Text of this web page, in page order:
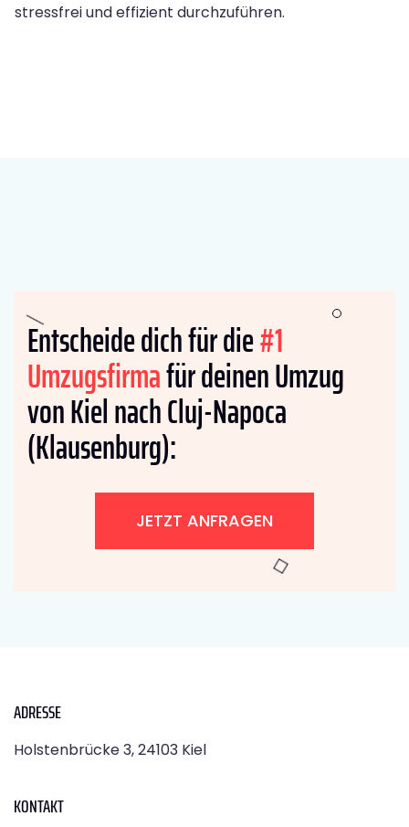
stressfrei und effizient durchzuführen.
Entscheide dich für die#1
Umzugsfirmafür deinen Umzug
von Kiel nach Cluj-Napoca
(Klausenburg):
JETZT ANFRAGEN
ADRESSE
Holstenbrücke 3, 24103 Kiel
KONTAKT